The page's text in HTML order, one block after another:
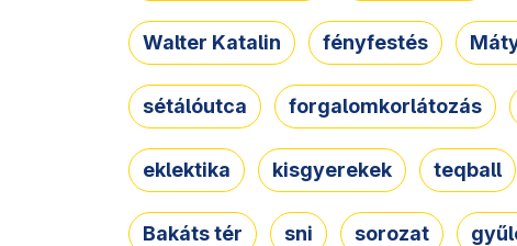
Walter Katalin fényfestés
sétálóutca forgalomkorlátozás
eklektika kisgyerekek teqball
Bakáts tér sni sorozat